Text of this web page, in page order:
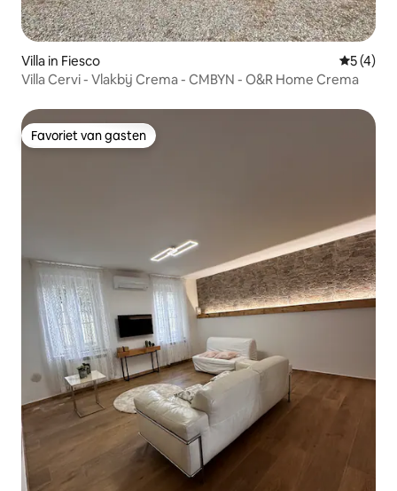
Villa in Fiesco
5 (4)
Villa Cervi - Vlakbij Crema - CMBYN - O&R Home Crema
Favoriet van gasten
Favoriet van gasten